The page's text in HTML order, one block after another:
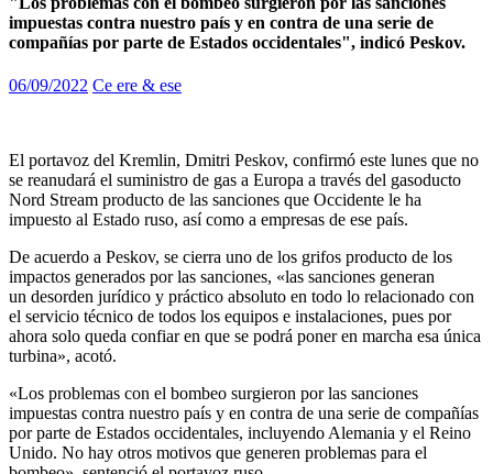
impuestas contra nuestro país y en contra de una serie de
compañías por parte de Estados occidentales", indicó Peskov.
06/09/2022 Ce ere & ese
El portavoz del Kremlin, Dmitri Peskov, confirmó este lunes que no
se reanudará el suministro de gas a Europa a través del gasoducto
Nord Stream producto de las sanciones que Occidente le ha
impuesto al Estado ruso, así como a empresas de ese país.
De acuerdo a Peskov, se cierra uno de los grifos producto de los
impactos generados por las sanciones, «las sanciones generan
un desorden jurídico y práctico absoluto en todo lo relacionado con
el servicio técnico de todos los equipos e instalaciones, pues por
ahora solo queda confiar en que se podrá poner en marcha esa única
turbina», acotó.
«Los problemas con el bombeo surgieron por las sanciones
impuestas contra nuestro país y en contra de una serie de compañías
por parte de Estados occidentales, incluyendo Alemania y el Reino
Unido. No hay otros motivos que generen problemas para el